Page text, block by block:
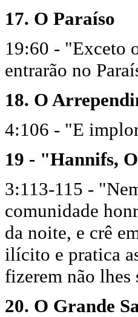
17. O Paraíso
19:60 - "Exceto
entrarão no
18. O
4:106 - "E
19 - "Hannifs,
3:113-115 -
comunidade
da noite, e crê
ilícito e pratica
fizerem não lhes
20. O Grande